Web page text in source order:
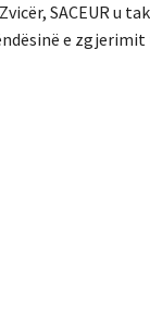
SACEUR u
e zgjerimit